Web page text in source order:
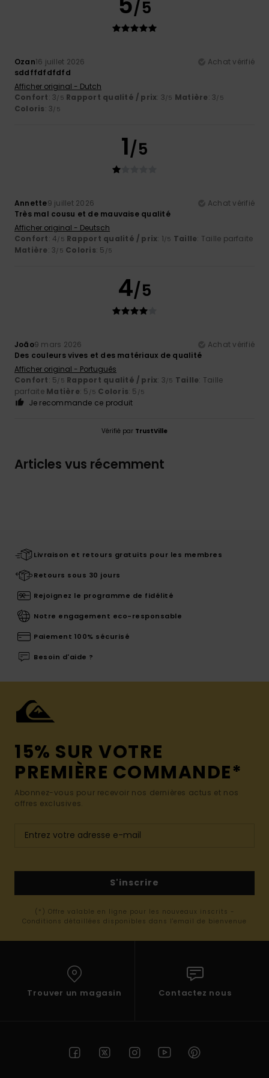
/5
Ozan16 juillet 2026
Achat vérifié
sddffdfdfdfd
Afficher original - Dutch
Confort: 3/5 Rapport qualité / prix: 3/5 Matière: 3/5
Coloris: 3/5
1/5
Annette9 juillet 2026
Achat vérifié
Très mal cousu et de mauvaise qualité
Afficher original - Deutsch
Confort: 4/5 Rapport qualité / prix: 1/5 Taille: Taille parfaite
Matière: 3/5 Coloris: 5 /5
4/5
João9 mars 2026
Achat vérifié
Des couleurs vives et des matériaux de qualité
Afficher original - Português
Confort: 5/5 Rapport qualité / prix: 3/5 Taille: Taille
parfaite Matière: 5 /5 Coloris: 5 /5
Je recommande ce produit
Vérifié par TrustVille
Articles vus récemment
Livraison et retours gratuits pour les membres
Retours sous 30 jours
Rejoignez le programme de fidélité
Notre engagement eco-responsable
Paiement 100% sécurisé
Besoin d'aide ?
15% SUR VOTRE
PREMIÈRE COMMANDE*
Abonnez-vous pour recevoir nos dernières actus et nos
offres exclusives.
S'inscrire
(*) Offre valable en ligne pour les nouveaux inscrits -
Conditions détaillées disponibles dans l'email de bienvenue
Trouver un magasin Contactez nous